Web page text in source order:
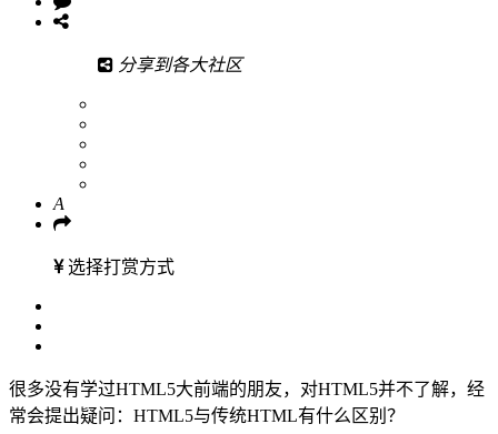
分享到各大社区
A
选择打赏方式
很多没有学过HTML5大前端的朋友，对HTML5并不了解，经
常会提出疑问：HTML5与传统HTML有什么区别？